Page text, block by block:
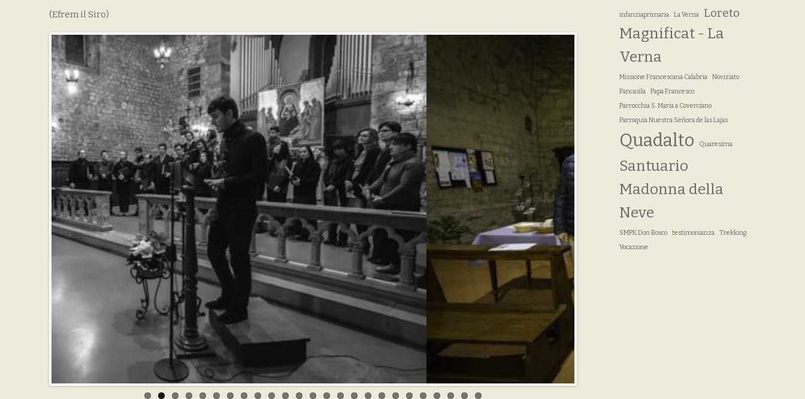
(Efrem il Siro) infanziaprimaria La Verna Loreto
Magnificat - La
Verna
Missione Francescana Calabria
Noviziato
Pancasila
Papa Francesco
Parrocchia S. Maria a Coverciano
Parroquia Nuestra Señora de las Lajas
Quadalto Quaresima
Santuario
Madonna della
Neve
SMPK Don Bosco testimonianza
Trekking
Vocazione